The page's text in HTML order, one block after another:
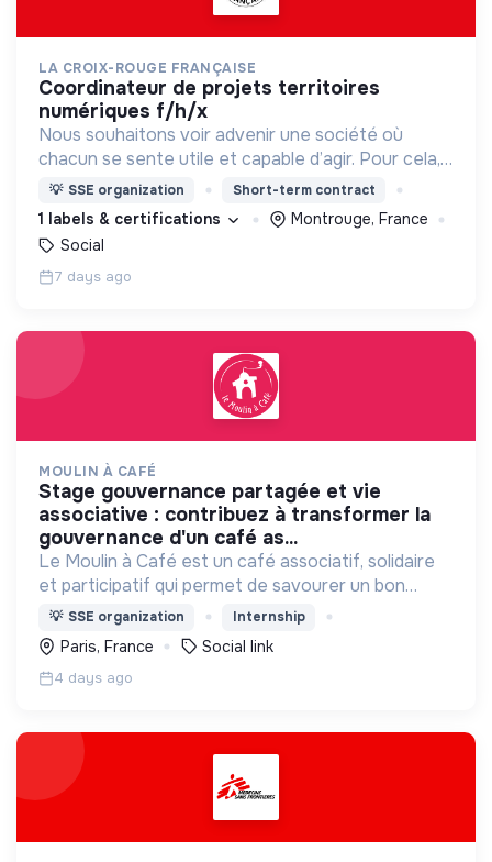
LA CROIX-ROUGE FRANÇAISE
coordinateur de projets territoires
numériques f/h/x
Nous souhaitons voir advenir une société où
chacun se sente utile et capable d’agir. Pour cela,
nous proposons des moyens et des lieux
d’engagement innovants et adaptés à tous.
💡 SSE organization Short-term contract
1 labels & certifications
Montrouge, France
Social
7 days ago
MOULIN À CAFÉ
stage gouvernance partagée et vie
associative : contribuez à transformer la
gouvernance d'un café as...
Le Moulin à Café est un café associatif, solidaire
et participatif qui permet de savourer un bon
repas, boire un verre, discuter, jouer aux échecs,
profiter des spectacles, devenir bénévole…
💡 SSE organization Internship
Paris, France Social link
4 days ago